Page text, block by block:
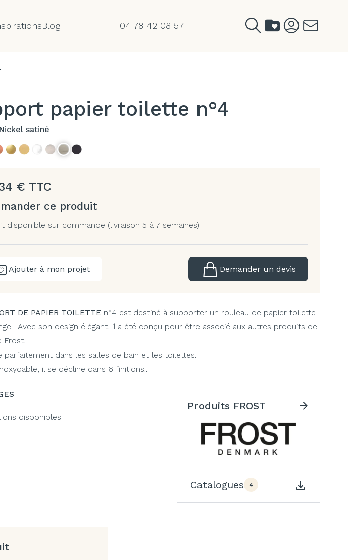
Blog 04 78 42 08 57
papier toilette n°4
Nickel satiné
€ TTC
ce produit
disponible sur commande (livraison 5 à 7 semaines)
Ajouter à mon projet Demander un devis
DE PAPIER TOILETTEn°4 est destiné à supporter un rouleau de papier toilette
Avec son design élégant, il a été conçu pour être associé aux autres produits de
Frost.
parfaitement dans les salles de bain et les toilettes.
il se décline dans 6 finitions..
disponibles
Produits FROST
Catalogues 4